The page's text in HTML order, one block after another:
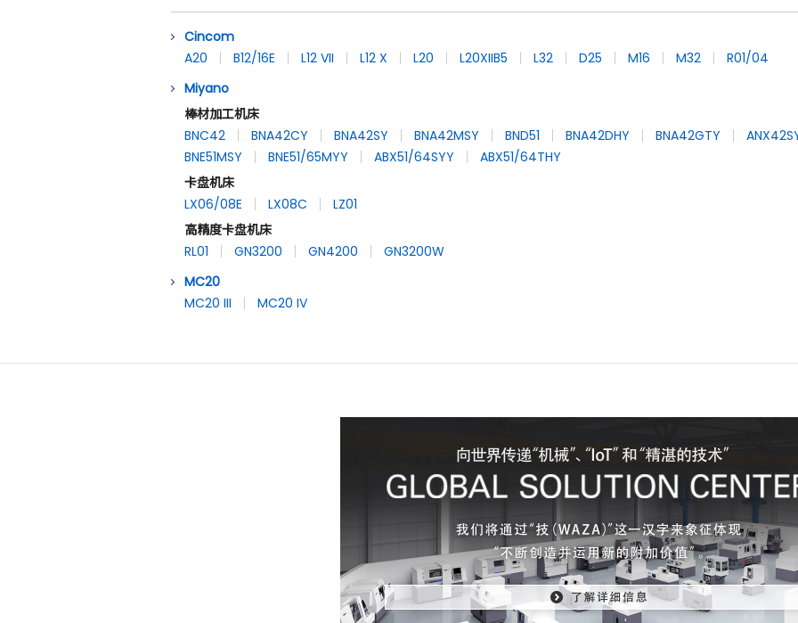
Cincom
A20
B12/16E L12 VII L12 X L20 L20XIIB5 L32 D25 M16 M32
R01/04
Miyano
棒材加工机床
BNC42
BNA42CY BNA42SY BNA42MSY BND51 BNA42DHY BNA42GTY
BNE51MSY
BNE51/65MYY ABX51/64SYY
ABX51/64THY
卡盘机床
LX06/08E
LX08C
LZ01
高精度卡盘机床
RL01
GN3200 GN4200
GN3200W
MC20
MC20 III
MC20 IV